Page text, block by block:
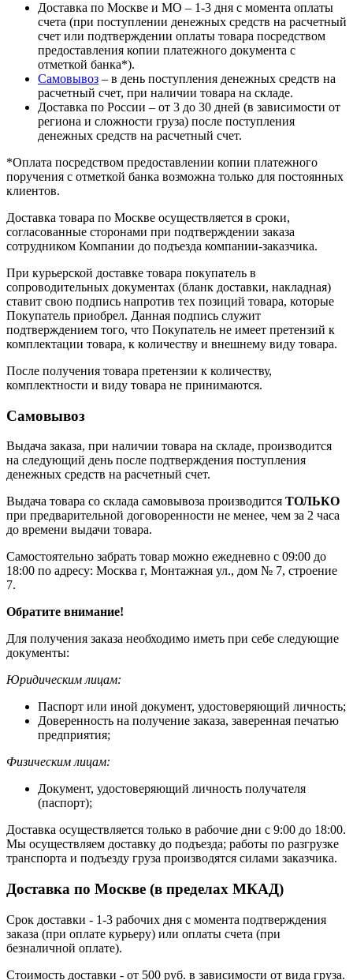
Доставка по Москве и МО – 1-3 дня с момента оплаты
счета (при поступлении денежных средств на расчетный
счет или подтверждении оплаты товара посредством
предоставления копии платежного документа с
отметкой банка*).
Самовывоз – в день поступления денежных средств на
расчетный счет, при наличии товара на складе.
Доставка по России – от 3 до 30 дней (в зависимости от
региона и сложности груза) после поступления
денежных средств на расчетный счет.
*Оплата посредством предоставлении копии платежного
поручения с отметкой банка возможна только для постоянных
клиентов.
Доставка товара по Москве осуществляется в сроки,
согласованные сторонами при подтверждении заказа
сотрудником Компании до подъезда компании-заказчика.
При курьерской доставке товара покупатель в
сопроводительных документах (бланк доставки, накладная)
ставит свою подпись напротив тех позиций товара, которые
Покупатель приобрел. Данная подпись служит
подтверждением того, что Покупатель не имеет претензий к
комплектации товара, к количеству и внешнему виду товара.
После получения товара претензии к количеству,
комплектности и виду товара не принимаются.
Самовывоз
Выдача заказа, при наличии товара на складе, производится
на следующий день после подтверждения поступления
денежных средств на расчетный счет.
Выдача товара со склада самовывоза производится ТОЛЬКО
при предварительной договоренности не менее, чем за 2 часа
до времени выдачи товара.
Самостоятельно забрать товар можно ежедневно с 09:00 до
18:00 по адресу: Москва г, Монтажная ул., дом № 7, строение
7.
Обратите внимание!
Для получения заказа необходимо иметь при себе следующие
документы:
Юридическим лицам:
Паспорт или иной документ, удостоверяющий личность;
Доверенность на получение заказа, заверенная печатью
предприятия;
Физическим лицам:
Документ, удостоверяющий личность получателя
(паспорт);
Доставка осуществляется только в рабочие дни с 9:00 до 18:00.
Мы осуществляем доставку до подъезда; работы по разгрузке
транспорта и подъезду груза производятся силами заказчика.
Доставка по Москве (в пределах МКАД)
Срок доставки - 1-3 рабочих дня с момента подтверждения
заказа (при оплате курьеру) или оплаты счета (при
безналичной оплате).
Стоимость доставки - от 500 руб. в зависимости от вида груза.